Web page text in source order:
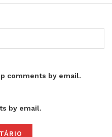
comments by email.
by email.